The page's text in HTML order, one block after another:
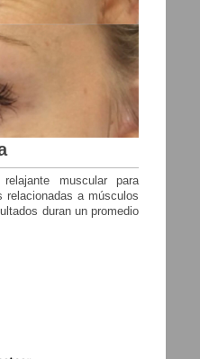
muscular para
relacionadas a músculos
duran un promedio